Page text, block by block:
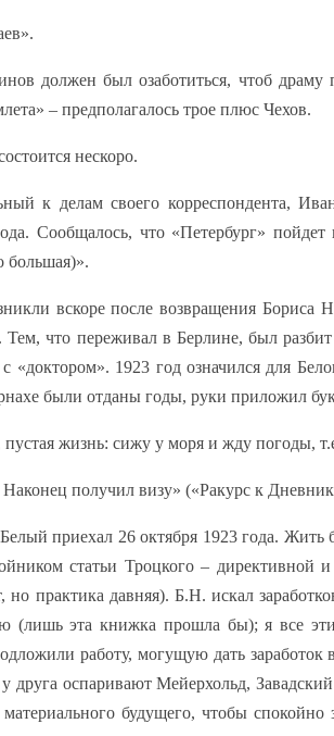
должен был озаботиться, чтоб
– предполагалось трое плюс Чехов.
нескоро.
к делам своего корреспондента,
Сообщалось, что «Петербург»
большая)».
вскоре после возвращения Бориса
Тем, что переживал в Берлине, был
«доктором». 1923 год означился для
были отданы годы, руки приложил
пустая жизнь: сижу у моря и жду погоды,
получил визу» («Ракурс к
приехал 26 октября 1923 года. Жить
статьи Троцкого –
но практика давняя). Б.Н. искал
(лишь эта книжка прошла бы); я все
работу, могущую дать заработок
друга оспаривают Мейерхольд,
будущего, чтобы